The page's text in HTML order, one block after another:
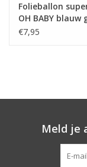
Folieballon
OH BABY blauw
55 x 55 cm
€7,95
Meld je